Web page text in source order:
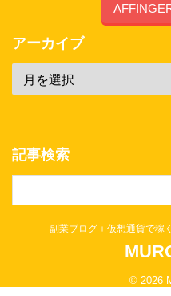
アーカイブ
記事検索
副業ブログ＋仮想通貨で
© 2026